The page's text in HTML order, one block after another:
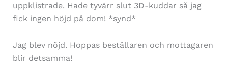
uppklistrade. Hade tyvärr slut 3D-kuddar så jag
fick ingen höjd på dom! *synd*
Jag blev nöjd. Hoppas beställaren och mottagaren
blir detsamma!